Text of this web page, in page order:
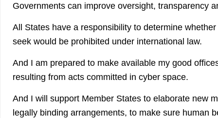
Governments can improve oversight, transparency
All States have a responsibility to determine
seek would be prohibited under international law.
And I am prepared to make available my good
resulting from acts committed in cyber space.
And I will support Member States to elaborate new
legally binding arrangements, to make sure human